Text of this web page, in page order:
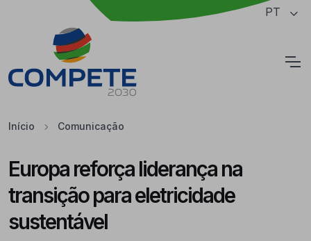
Saltar para o conteúdo principal da página PT
Início Comunicação
Europa reforça liderança na
transição para eletricidade
sustentável